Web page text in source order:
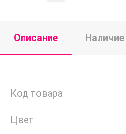
Описание Наличие
Код товара
Цвет